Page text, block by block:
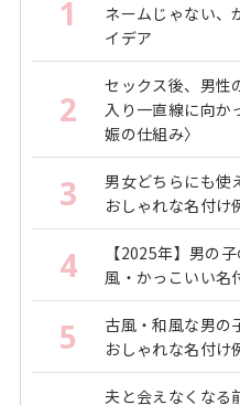
1
ネームじゃない、
イデア
2
セックス後、男性
入り一直線に向
娠の仕組み〉
3
男女どちらにも使
おしゃれな名付け
4
【2025年】男の
風・かっこいい名
5
古風・和風な男の
おしゃれな名付け
夫と会えなくなる